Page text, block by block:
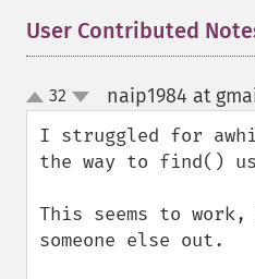
User Contributed
up
down
32 naip1984 at
I struggled for
the way to find()
This seems to
someone else out.